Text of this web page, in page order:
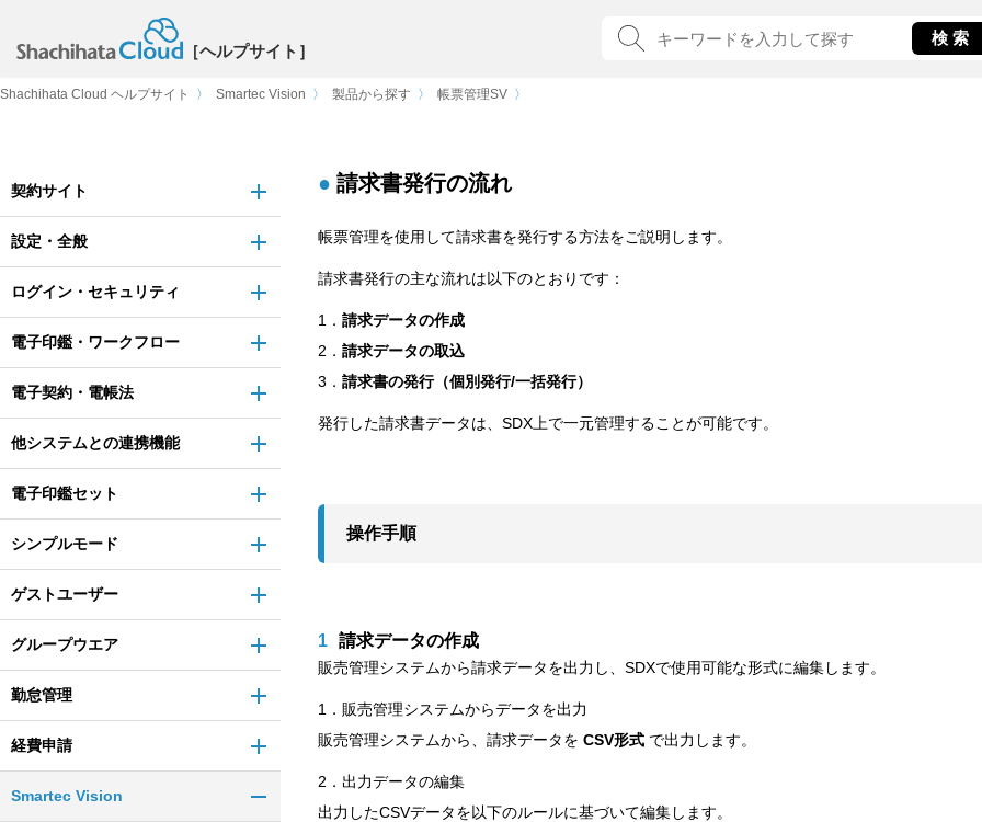
［ヘルプサイト］
Shachihata Cloud ヘルプサイト 〉 Smartec Vision 〉 製品から探す 〉 帳票管理SV 〉
契約サイト
設定・全般
ログイン・セキュリティ
電子印鑑・ワークフロー
電子契約・電帳法
他システムとの連携機能
電子印鑑セット
シンプルモード
ゲストユーザー
グループウエア
勤怠管理
経費申請
Smartec Vision
請求書発行の流れ
帳票管理を使用して請求書を発行する方法をご説明します。
請求書発行の主な流れは以下のとおりです：
1． 請求データの作成
2． 請求データの取込
3． 請求書の発行（個別発行/一括発行）
発行した請求書データは、SDX上で一元管理することが可能です。
操作手順
1 請求データの作成
販売管理システムから請求データを出力し、SDXで使用可能な形式に編集します。
1．販売管理システムからデータを出力
販売管理システムから、請求データを CSV形式 で出力します。
2．出力データの編集
出力したCSVデータを以下のルールに基づいて編集します。